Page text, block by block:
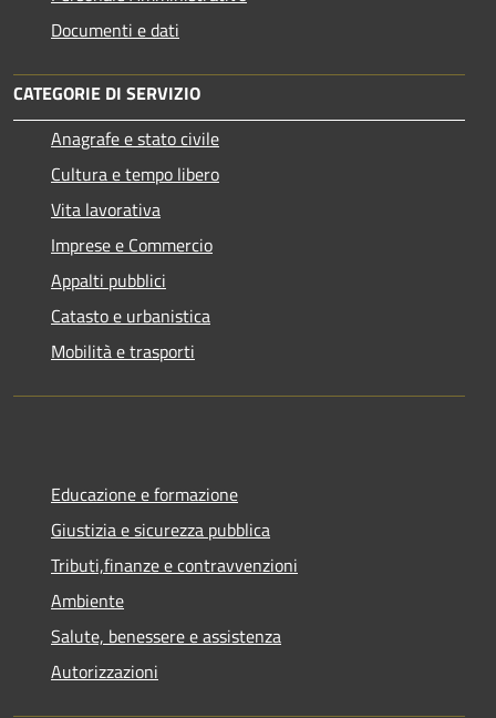
Documenti e dati
CATEGORIE DI SERVIZIO
Anagrafe e stato civile
Cultura e tempo libero
Vita lavorativa
Imprese e Commercio
Appalti pubblici
Catasto e urbanistica
Mobilità e trasporti
Educazione e formazione
Giustizia e sicurezza pubblica
Tributi,finanze e contravvenzioni
Ambiente
Salute, benessere e assistenza
Autorizzazioni